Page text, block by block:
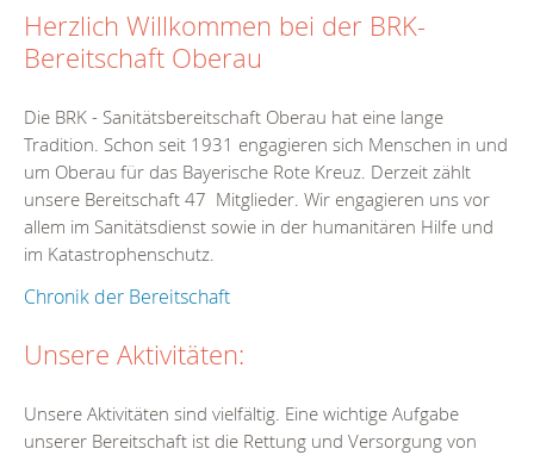
Herzlich Willkommen bei der BRK-
Bereitschaft Oberau
Die BRK - Sanitätsbereitschaft Oberau hat eine lange
Tradition. Schon seit 1931 engagieren sich Menschen in und
um Oberau für das Bayerische Rote Kreuz. Derzeit zählt
unsere Bereitschaft 47 Mitglieder. Wir engagieren uns vor
allem im Sanitätsdienst sowie in der humanitären Hilfe und
im Katastrophenschutz.
Chronik der Bereitschaft
Unsere Aktivitäten:
Unsere Aktivitäten sind vielfältig. Eine wichtige Aufgabe
unserer Bereitschaft ist die Rettung und Versorgung von